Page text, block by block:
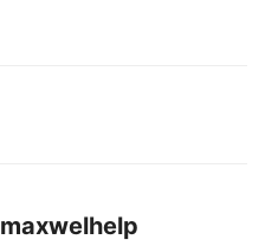
maxwelhelp